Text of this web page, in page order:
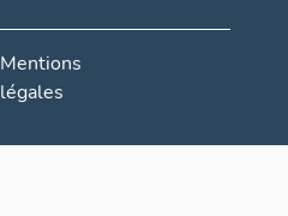
Mentions
légales